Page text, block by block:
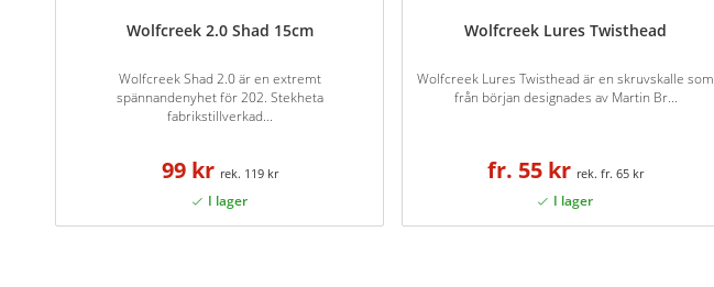
Wolfcreek 2.0 Shad 15cm
Wolfcreek Shad 2.0 är en extremt
spännandenyhet för 202. Stekheta
fabrikstillverkad...
99 kr 119 kr
Wolfcreek Lures Twisthead
Wolfcreek Lures Twisthead är en skruvskalle som
från början designades av Martin Br...
fr. 55 kr fr. 65 kr